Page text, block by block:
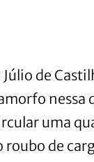
de
uma
roubo de